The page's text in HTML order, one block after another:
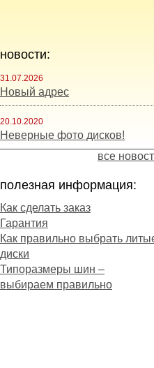
новости:
31.07.2026
Новый адрес
20.10.2020
Неверные фото дисков!
все
полезная информация:
Как сделать заказ
Гарантия
Как правильно выбрать
диски
Типоразмеры шин –
выбираем правильно